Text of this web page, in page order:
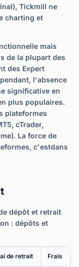
Tickmill ne
charting et
mais
de la plupart des
des Expert
l'absence
significative en
plus populaires.
plateformes
cTrader,
La force de
c'estdans
dépôt et retrait
: dépôts et
de retrait Frais